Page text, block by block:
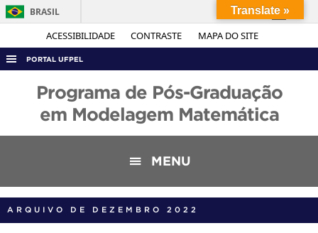
ACESSIBILIDADE CONTRASTE MAPA DO SITE
BRASIL
Simplifique!
Acesso à informação
Legislação
PORTAL UFPEL
Programa de Pós-Graduação
em Modelagem Matemática
MENU
ARQUIVO DE DEZEMBRO 2022
Translate »